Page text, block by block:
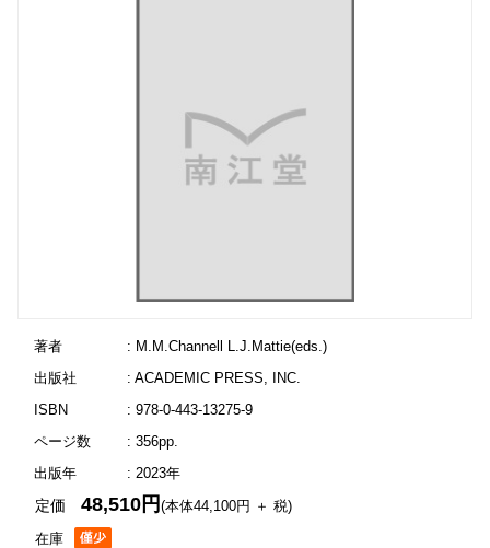
著者
: M.M.Channell L.J.Mattie(eds.)
出版社
: ACADEMIC PRESS, INC.
ISBN
: 978-0-443-13275-9
ページ数
: 356pp.
出版年
: 2023年
在庫
定価48,510円(本体44,100円 ＋ 税)